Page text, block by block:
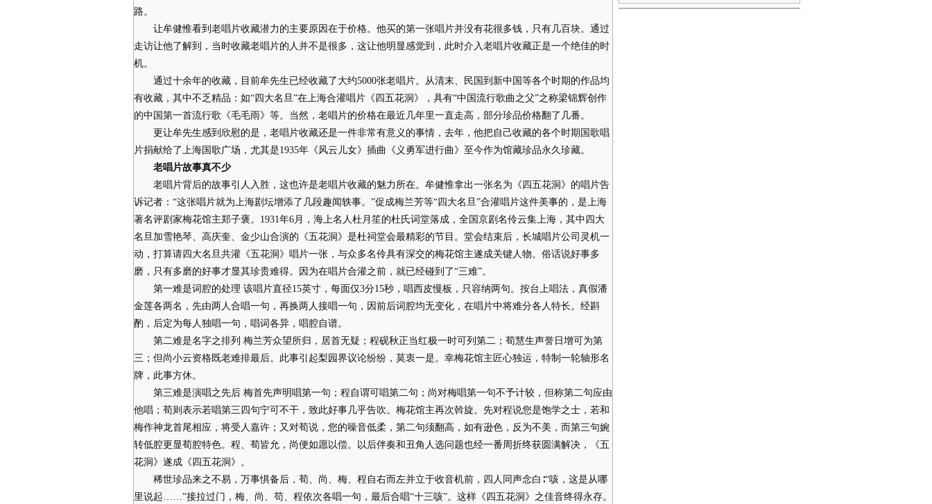
路。
让牟健惟看到老唱片收藏潜力的主要原因在于价格。他买的第一张唱片并没有花很多钱，只有几百块。通过
走访让他了解到，当时收藏老唱片的人并不是很多，这让他明显感觉到，此时介入老唱片收藏正是一个绝佳的时
机。
通过十余年的收藏，目前牟先生已经收藏了大约5000张老唱片。从清末、民国到新中国等各个时期的作品均
有收藏，其中不乏精品：如“四大名旦”在上海合灌唱片《四五花洞》，具有“中国流行歌曲之父”之称梁锦辉创作
的中国第一首流行歌《毛毛雨》等。当然，老唱片的价格在最近几年里一直走高，部分珍品价格翻了几番。
更让牟先生感到欣慰的是，老唱片收藏还是一件非常有意义的事情，去年，他把自己收藏的各个时期国歌唱
片捐献给了上海国歌广场，尤其是1935年《风云儿女》插曲《义勇军进行曲》至今作为馆藏珍品永久珍藏。
老唱片故事真不少
老唱片背后的故事引人入胜，这也许是老唱片收藏的魅力所在。牟健惟拿出一张名为《四五花洞》的唱片告
诉记者：“这张唱片就为上海剧坛增添了几段趣闻轶事。”促成梅兰芳等“四大名旦”合灌唱片这件美事的，是上海
著名评剧家梅花馆主郑子褒。1931年6月，海上名人杜月笙的杜氏词堂落成，全国京剧名伶云集上海，其中四大
名旦加雪艳琴、高庆奎、金少山合演的《五花洞》是杜祠堂会最精彩的节目。堂会结束后，长城唱片公司灵机一
动，打算请四大名旦共灌《五花洞》唱片一张，与众多名伶具有深交的梅花馆主遂成关键人物。俗话说好事多
磨，只有多磨的好事才显其珍贵难得。因为在唱片合灌之前，就已经碰到了“三难”。
第一难是词腔的处理 该唱片直径15英寸，每面仅3分15秒，唱西皮慢板，只容纳两句。按台上唱法，真假潘
金莲各两名，先由两人合唱一句，再换两人接唱一句，因前后词腔均无变化，在唱片中将难分各人特长。经斟
酌，后定为每人独唱一句，唱词各异，唱腔自谱。
第二难是名字之排列 梅兰芳众望所归，居首无疑；程砚秋正当红极一时可列第二；荀慧生声誉日增可为第
三；但尚小云资格既老难排最后。此事引起梨园界议论纷纷，莫衷一是。幸梅花馆主匠心独运，特制一轮轴形名
牌，此事方休。
第三难是演唱之先后 梅首先声明唱第一句；程自谓可唱第二句；尚对梅唱第一句不予计较，但称第二句应由
他唱；荀则表示若唱第三四句宁可不干，致此好事几乎告吹。梅花馆主再次斡旋。先对程说您是饱学之士，若和
梅作神龙首尾相应，将受人嘉许；又对荀说，您的噪音低柔，第二句须翻高，如有逊色，反为不美，而第三句婉
转低腔更显荀腔特色。程、荀皆允，尚便如愿以偿。以后伴奏和丑角人选问题也经一番周折终获圆满解决，《五
花洞》遂成《四五花洞》。
稀世珍品来之不易，万事惧备后，荀、尚、梅、程自右而左并立于收音机前，四人同声念白∶“咳，这是从哪
里说起……”接拉过门，梅、尚、苟、程依次各唱一句，最后合唱“十三咳”。这样《四五花洞》之佳音终得永存。